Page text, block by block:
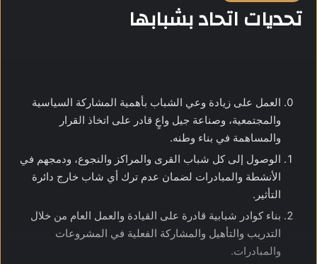
تحديات اتحاد بشبابها
العمل على زيادة وعي الشباب بأهمية المشاركة السياسية
والمجتمعية، وصناعة جيل واعٍ قادر على اتخاذ القرار
والمساهمة في بناء وطنه.
الوصول إلى كل شباب القرى والمراكز والنجوع، ودمجهم في
الأنشطة والمبادرات لضمان عدم ترك أي شاب خارج دائرة
التأثير.
بناء كوادر شبابية قادرة على القيادة والعمل العام من خلال
التدريب والتأهيل والمشاركة الفعلية في المشروعات
والمبادرات.